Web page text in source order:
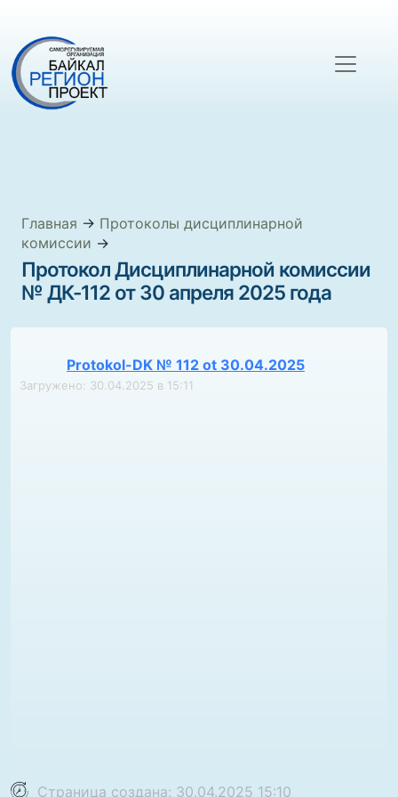
Главная → Протоколы дисциплинарной
комиссии →
Протокол Дисциплинарной комиссии
№ ДК-112 от 30 апреля 2025 года
Protokol-DK № 112 ot 30.04.2025
Загружено: 30.04.2025 в 15:11
Страница создана: 30.04.2025 15:10